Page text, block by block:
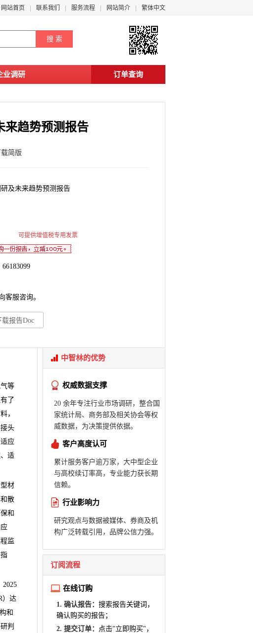
网站首页 联系我们 服务流程 网站简介 繁体中文
业调研 订单查询
来趋势预测报告
载简版
及未来趋势预测报告
可提供增值税专用发票
66183099
客服咨询。
载报告Doc
等
了
，
头
应
适
材
散
和
监
2025
）达
和
判
中智林的优势
权威数据支撑
20 余年专注行业市场调研，整合国
家统计局、商务部及相关协会等权
威数据，为决策提供依据。
客户高度认可
累计服务客户逾万家，大中型企业
与高校续订率高，专业能力获长期
信赖。
行业影响力
研究观点与数据被媒体、券商及机
构广泛转载引用，品牌公信力强。
订阅流程
在线订购
1. 确认报告： 搜索报告关键词，
确认购买的报告；
2. 提交订单： 点击"立即购买"，